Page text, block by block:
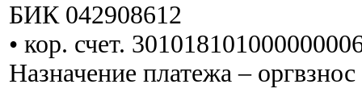
БИК 042908612
• кор. счет.
Назначение платежа –